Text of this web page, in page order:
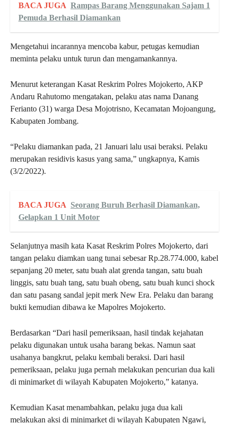
BACA JUGA Rampas Barang Menggunakan Sajam 1
Pemuda Berhasil Diamankan
Mengetahui incarannya mencoba kabur, petugas kemudian
meminta pelaku untuk turun dan mengamankannya.
Menurut keterangan Kasat Reskrim Polres Mojokerto, AKP
Andaru Rahutomo mengatakan, pelaku atas nama Danang
Ferianto (31) warga Desa Mojotrisno, Kecamatan Mojoangung,
Kabupaten Jombang.
“Pelaku diamankan pada, 21 Januari lalu usai beraksi. Pelaku
merupakan residivis kasus yang sama,” ungkapnya, Kamis
(3/2/2022).
BACA JUGA Seorang Buruh Berhasil Diamankan,
Gelapkan 1 Unit Motor
Selanjutnya masih kata Kasat Reskrim Polres Mojokerto, dari
tangan pelaku diamkan uang tunai sebesar Rp.28.774.000, kabel
sepanjang 20 meter, satu buah alat grenda tangan, satu buah
linggis, satu buah tang, satu buah obeng, satu buah kunci shock
dan satu pasang sandal jepit merk New Era. Pelaku dan barang
bukti kemudian dibawa ke Mapolres Mojokerto.
Berdasarkan “Dari hasil pemeriksaan, hasil tindak kejahatan
pelaku digunakan untuk usaha barang bekas. Namun saat
usahanya bangkrut, pelaku kembali beraksi. Dari hasil
pemeriksaan, pelaku juga pernah melakukan pencurian dua kali
di minimarket di wilayah Kabupaten Mojokerto,” katanya.
Kemudian Kasat menambahkan, pelaku juga dua kali
melakukan aksi di minimarket di wilayah Kabupaten Ngawi,